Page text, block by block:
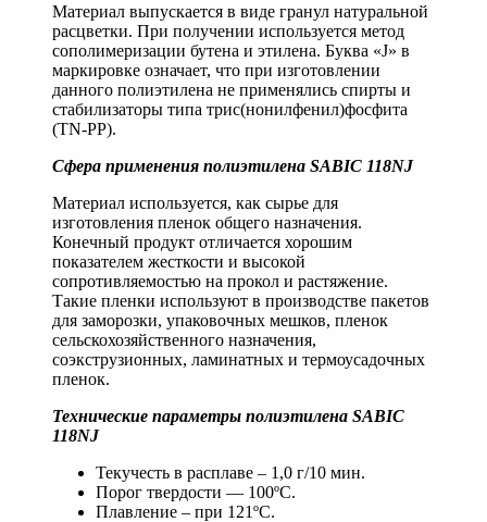
Материал выпускается в виде гранул натуральной
расцветки. При получении используется метод
сополимеризации бутена и этилена. Буква «J» в
маркировке означает, что при изготовлении
данного полиэтилена не применялись спирты и
стабилизаторы типа трис(нонилфенил)фосфита
(ТN-PP).
Сфера применения полиэтилена SABIC 118NJ
Материал используется, как сырье для
изготовления пленок общего назначения.
Конечный продукт отличается хорошим
показателем жесткости и высокой
сопротивляемостью на прокол и растяжение.
Такие пленки используют в производстве пакетов
для заморозки, упаковочных мешков, пленок
сельскохозяйственного назначения,
соэкструзионных, ламинатных и термоусадочных
пленок.
Технические параметры полиэтилена SABIC
118NJ
Текучесть в расплаве – 1,0 г/10 мин.
Порог твердости — 100ºС.
Плавление – при 121ºС.